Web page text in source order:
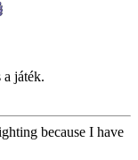
játék.
because I have